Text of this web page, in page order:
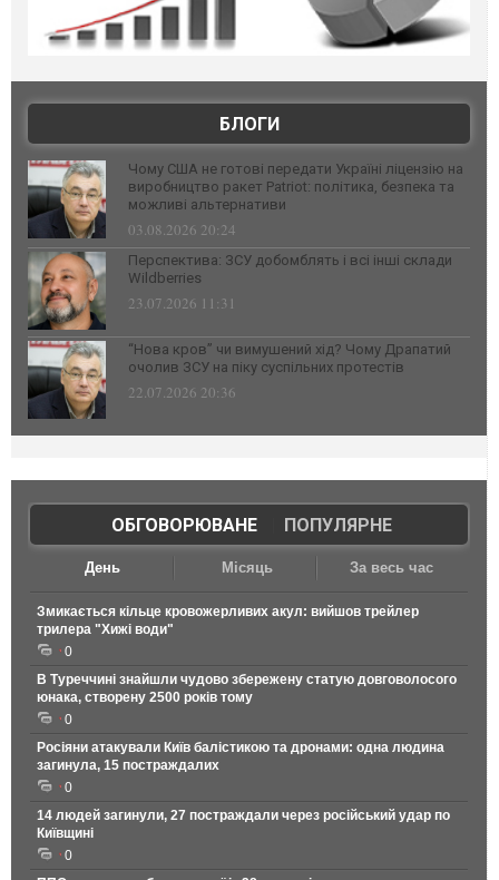
БЛОГИ
Чому США не готові передати Україні ліцензію на
виробництво ракет Patriot: політика, безпека та
можливі альтернативи
03.08.2026 20:24
Перспектива: ЗСУ добомблять і всі інші склади
Wildberries
23.07.2026 11:31
“Нова кров” чи вимушений хід? Чому Драпатий
очолив ЗСУ на піку суспільних протестів
22.07.2026 20:36
ОБГОВОРЮВАНЕ| ПОПУЛЯРНЕ
День Місяць За весь час
Змикається кільце кровожерливих акул: вийшов трейлер
трилера "Хижі води"
0
В Туреччині знайшли чудово збережену статую довговолосого
юнака, створену 2500 років тому
0
Росіяни атакували Київ балістикою та дронами: одна людина
загинула, 15 постраждалих
0
14 людей загинули, 27 постраждали через російський удар по
Київщині
0